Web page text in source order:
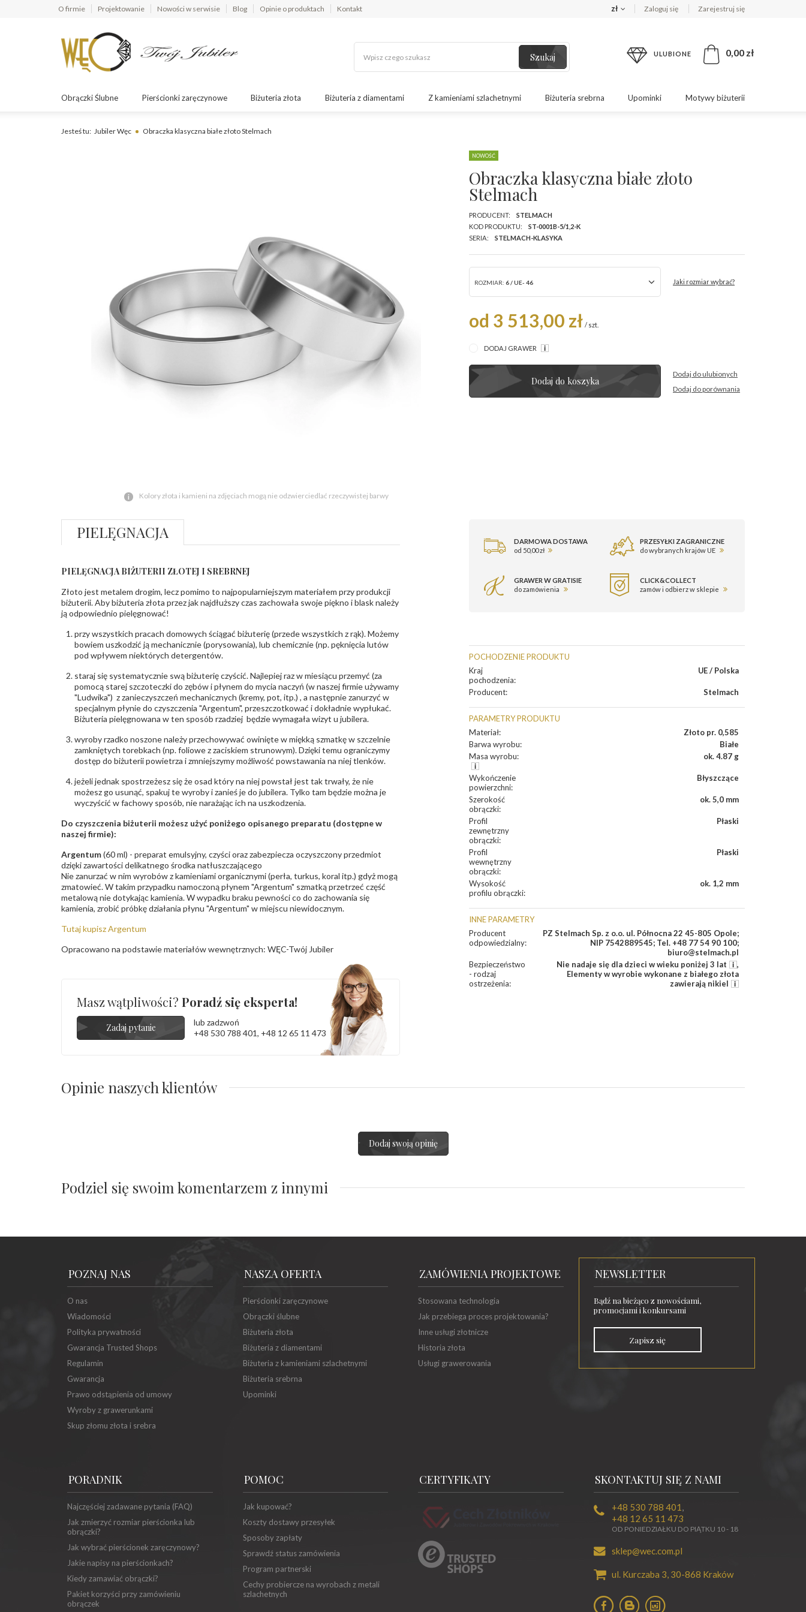
O firmie Projektowanie Nowości w serwisie Blog Opinie o produktach Kontakt zł Zaloguj się Zarejestruj się
Szukaj ULUBIONE 0,00 zł
Obrączki Ślubne Pierścionki zaręczynowe Biżuteria złota Biżuteria z diamentami Z kamieniami szlachetnymi Biżuteria srebrna Upominki Motywy biżuterii
Jesteś tu: Jubiler Węc Obraczka klasyczna białe złoto Stelmach
Kolory złota i kamieni na zdjęciach mogą nie odzwierciedlać rzeczywistej barwy
NOWOŚĆ
Obraczka klasyczna białe złoto
Stelmach
PRODUCENT:
STELMACH
KOD PRODUKTU:
ST-0001B-5/1,2-K
SERIA:
STELMACH-KLASYKA
ROZMIAR: 6 / UE- 46 Jaki rozmiar wybrać?
od 3 513,00 zł / szt.
DODAJ GRAWER
Dodaj do koszyka
Dodaj do ulubionych
Dodaj do porównania
DARMOWA DOSTAWA
od 50,00 zł
PRZESYŁKI ZAGRANICZNE
do wybranych krajów UE
GRAWER W GRATISIE
do zamówienia
CLICK&COLLECT
zamów i odbierz w sklepie
POCHODZENIE PRODUKTU
Kraj
pochodzenia:
UE / Polska
Producent: Stelmach
PARAMETRY PRODUKTU
Materiał:
Złoto pr. 0,585
Barwa wyrobu:
Białe
Masa wyrobu: ok. 4.87 g
Wykończenie
powierzchni:
Błyszczące
Szerokość
obrączki:
ok. 5,0 mm
Profil
zewnętrzny
obrączki:
Płaski
Profil
wewnętrzny
obrączki:
Płaski
Wysokość
profilu obrączki:
ok. 1,2 mm
INNE PARAMETRY
Producent
odpowiedzialny:
PZ Stelmach Sp. z o.o. ul. Północna 22 45-805 Opole;
NIP 7542889545; Tel. +48 77 54 90 100;
biuro@stelmach.pl
Bezpieczeństwo
- rodzaj
ostrzeżenia:
Nie nadaje się dla dzieci w wieku poniżej 3 lat
,
Elementy w wyrobie wykonane z białego złota
zawierają nikiel
PIELĘGNACJA
PIELĘGNACJA BIŻUTERII ZŁOTEJ I SREBRNEJ
Złoto jest metalem drogim, lecz pomimo to najpopularniejszym materiałem przy produkcji
biżuterii. Aby biżuteria złota przez jak najdłuższy czas zachowała swoje piękno i blask należy
ją odpowiednio pielęgnować!
przy wszystkich pracach domowych ściągać biżuterię (przede wszystkich z rąk). Możemy
bowiem uszkodzić ją mechanicznie (porysowania), lub chemicznie (np. pęknięcia lutów
pod wpływem niektórych detergentów.
staraj się systematycznie swą biżuterię czyścić. Najlepiej raz w miesiącu przemyć (za
pomocą starej szczoteczki do zębów i płynem do mycia naczyń (w naszej firmie używamy
"Ludwika") z zanieczyszczeń mechanicznych (kremy, pot, itp.) , a następnie zanurzyć w
specjalnym płynie do czyszczenia "Argentum", przeszczotkować i dokładnie wypłukać.
Biżuteria pielęgnowana w ten sposób rzadziej będzie wymagała wizyt u jubilera.
wyroby rzadko noszone należy przechowywać owinięte w miękką szmatkę w szczelnie
zamkniętych torebkach (np. foliowe z zaciskiem strunowym). Dzięki temu ograniczymy
dostęp do biżuterii powietrza i zmniejszymy możliwość powstawania na niej tlenków.
jeżeli jednak spostrzeżesz się że osad który na niej powstał jest tak trwały, że nie
możesz go usunąć, spakuj te wyroby i zanieś je do jubilera. Tylko tam będzie można je
wyczyścić w fachowy sposób, nie narażając ich na uszkodzenia.
Do czyszczenia biżuterii możesz użyć poniżego opisanego preparatu (dostępne w
naszej firmie):
Argentum(60 ml) - preparat emulsyjny, czyści oraz zabezpiecza oczyszczony przedmiot
dzięki zawartości delikatnego środka natłuszczającego
Nie zanurzać w nim wyrobów z kamieniami organicznymi (perła, turkus, koral itp.) gdyż mogą
zmatowieć. W takim przypadku namoczoną płynem "Argentum" szmatką przetrzeć część
metalową nie dotykając kamienia. W wypadku braku pewności co do zachowania się
kamienia, zrobić próbkę działania płynu "Argentum" w miejscu niewidocznym.
Tutaj kupisz Argentum
Opracowano na podstawie materiałów wewnętrznych: WĘC-Twój Jubiler
Masz wątpliwości? Poradź się eksperta!
Zadaj pytanie
lub zadzwoń
+48 530 788 401, +48 12 65 11 473
Opinie naszych klientów
Dodaj swoją opinię
Podziel się swoim komentarzem z innymi
POZNAJ NAS
O nas
Wiadomości
Polityka prywatności
Gwarancja Trusted Shops
Regulamin
Gwarancja
Prawo odstąpienia od umowy
Wyroby z grawerunkami
Skup złomu złota i srebra
NASZA OFERTA
Pierścionki zaręczynowe
Obrączki ślubne
Biżuteria złota
Biżuteria z diamentami
Biżuteria z kamieniami szlachetnymi
Biżuteria srebrna
Upominki
ZAMÓWIENIA PROJEKTOWE
Stosowana technologia
Jak przebiega proces projektowania?
Inne usługi złotnicze
Historia złota
Usługi grawerowania
NEWSLETTER
Bądź na bieżąco z nowościami,
promocjami i konkursami
Zapisz się
PORADNIK
Najczęściej zadawane pytania (FAQ)
Jak zmierzyć rozmiar pierścionka lub
obrączki?
Jak wybrać pierścionek zaręczynowy?
Jakie napisy na pierścionkach?
Kiedy zamawiać obrączki?
Pakiet korzyści przy zamówieniu
obrączek
POMOC
Jak kupować?
Koszty dostawy przesyłek
Sposoby zapłaty
Sprawdź status zamówienia
Program partnerski
Cechy probiercze na wyrobach z metali
szlachetnych
CERTYFIKATY SKONTAKTUJ SIĘ Z NAMI
+48 530 788 401
+48 12 65 11 473
OD PONIEDZIAŁKU DO PIĄTKU 10 - 18
sklep@wec.com.pl
ul. Kurczaba 3, 30-868 Kraków